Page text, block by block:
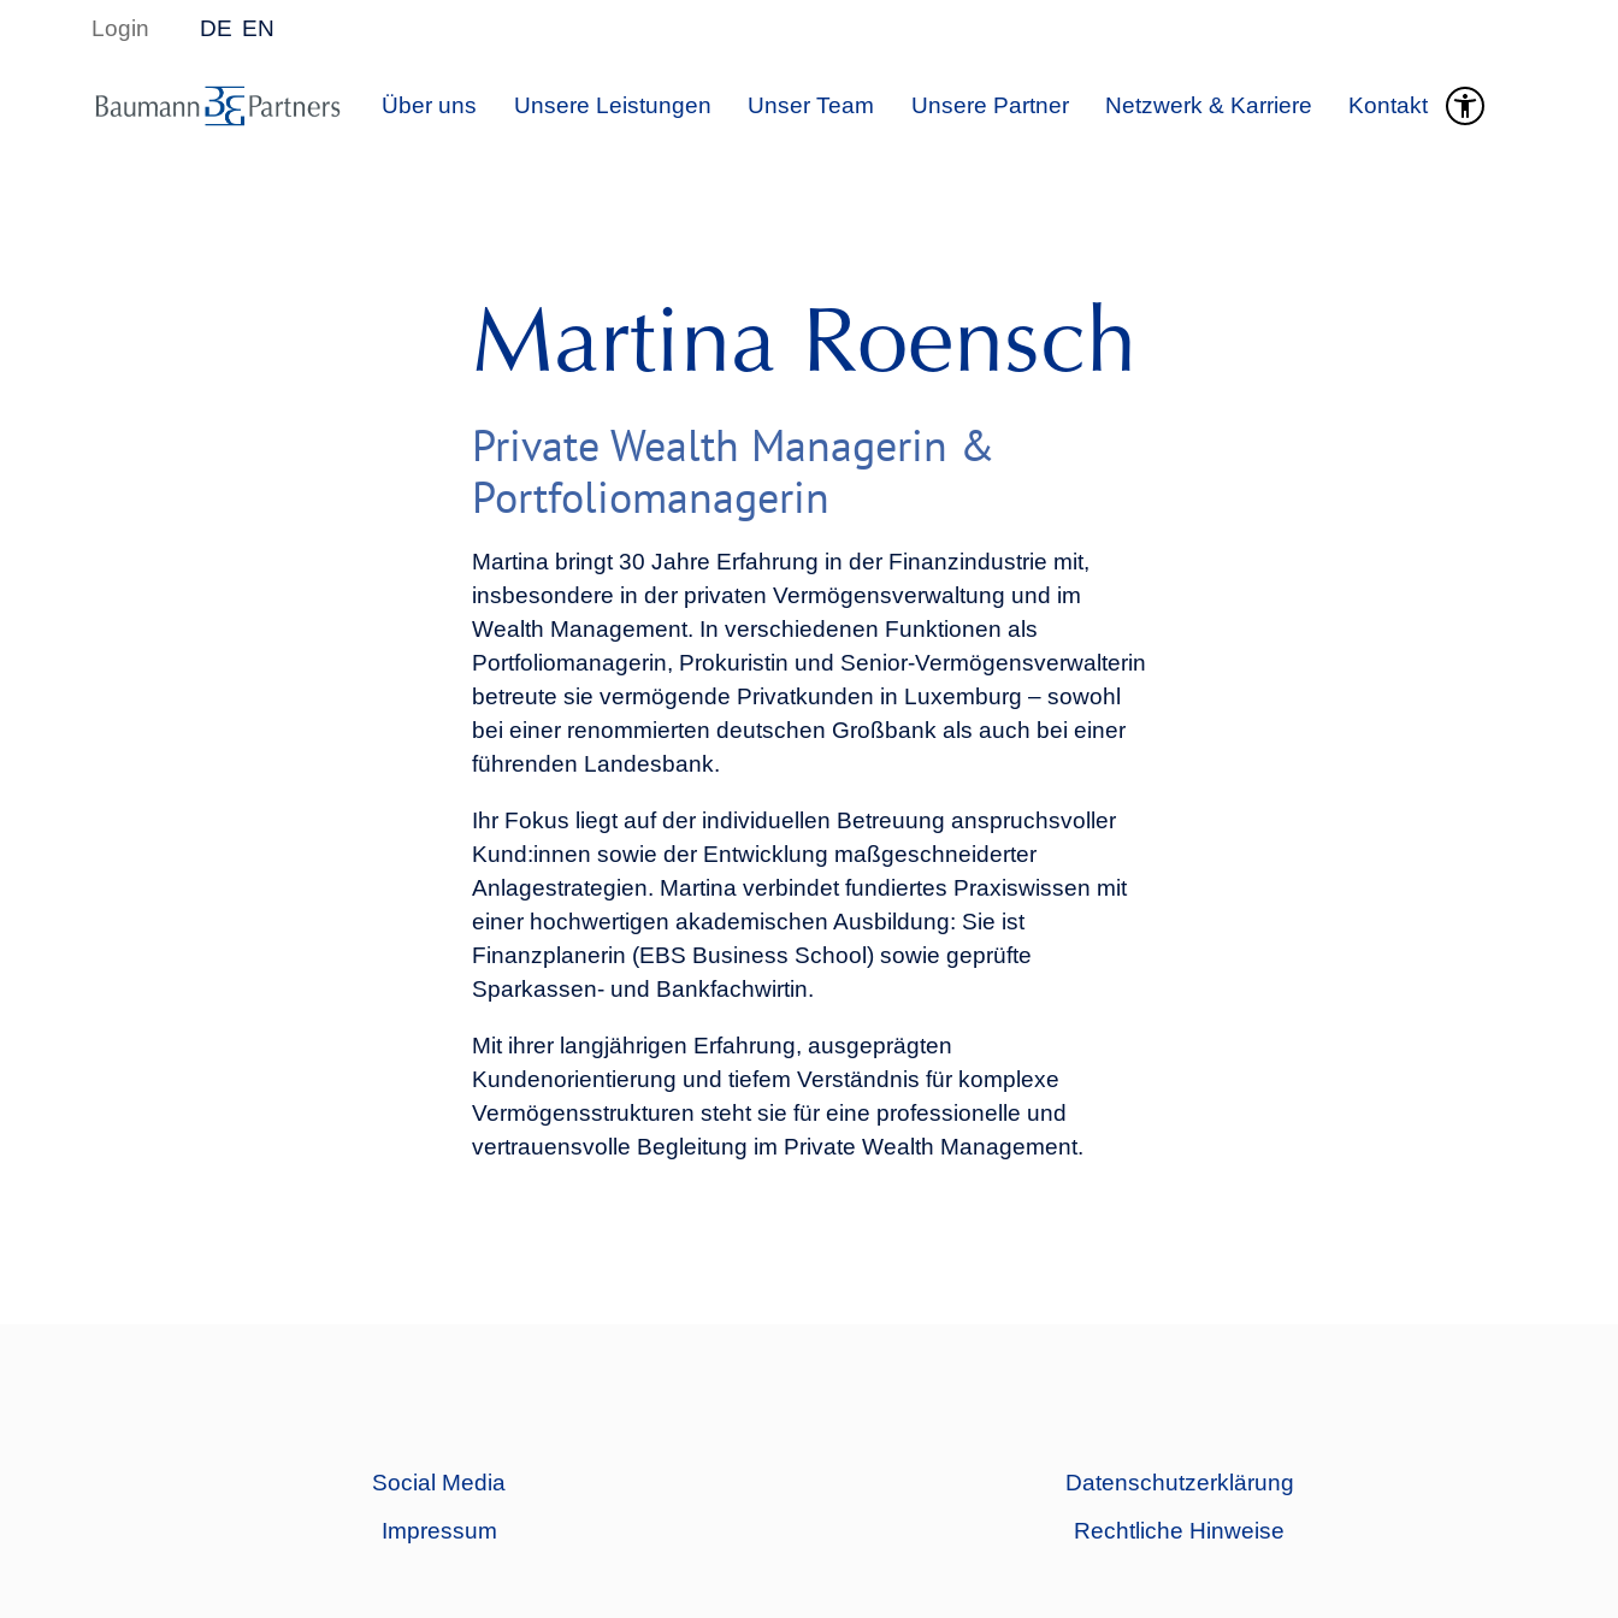
Login DE EN
Über uns Unsere Leistungen Unser Team Unsere Partner Netzwerk & Karriere Kontakt
Martina Roensch
Private Wealth Managerin &
Portfoliomanagerin
Martina bringt 30 Jahre Erfahrung in der Finanzindustrie mit,
insbesondere in der privaten Vermögensverwaltung und im
Wealth Management. In verschiedenen Funktionen als
Portfoliomanagerin, Prokuristin und Senior-Vermögensverwalterin
betreute sie vermögende Privatkunden in Luxemburg – sowohl
bei einer renommierten deutschen Großbank als auch bei einer
führenden Landesbank.
Ihr Fokus liegt auf der individuellen Betreuung anspruchsvoller
Kund:innen sowie der Entwicklung maßgeschneiderter
Anlagestrategien. Martina verbindet fundiertes Praxiswissen mit
einer hochwertigen akademischen Ausbildung: Sie ist
Finanzplanerin (EBS Business School) sowie geprüfte
Sparkassen- und Bankfachwirtin.
Mit ihrer langjährigen Erfahrung, ausgeprägten
Kundenorientierung und tiefem Verständnis für komplexe
Vermögensstrukturen steht sie für eine professionelle und
vertrauensvolle Begleitung im Private Wealth Management.
Social Media
Impressum
Datenschutzerklärung
Rechtliche Hinweise